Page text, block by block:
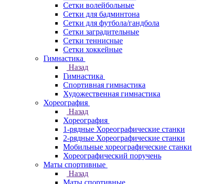
Сетки волейбольные
Сетки для бадминтона
Сетки для футбола/гандбола
Сетки заградительные
Сетки теннисные
Сетки хоккейные
Гимнастика
Назад
Гимнастика
Спортивная гимнастика
Художественная гимнастика
Хореография
Назад
Хореография
1-рядные Хореографические станки
2-рядные Хореографические станки
Мобильные хореографические станки
Хореографический поручень
Маты спортивные
Назад
Маты спортивные